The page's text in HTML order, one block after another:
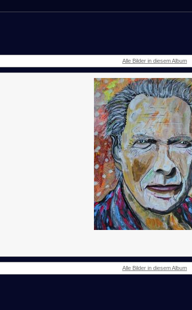
Alle Bilder in diesem Album
Alle Bilder in diesem Album